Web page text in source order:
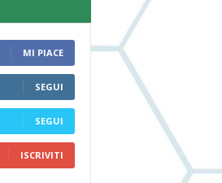
MI PIACE
SEGUI
SEGUI
ISCRIVITI